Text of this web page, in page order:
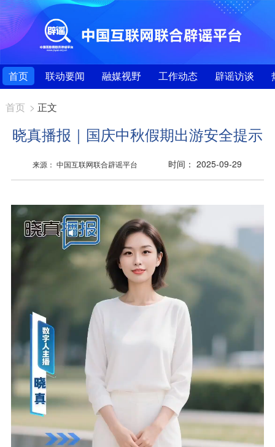
首页 联动要闻 融媒视野 工作动态 辟谣访谈
首页 > 正文
晓真播报｜国庆中秋假期出游安全提示
来源： 中国互联网联合辟谣平台 时间： 2025-09-29